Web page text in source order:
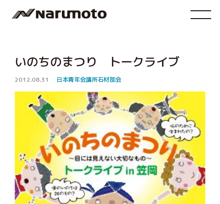
いのちのまつり トークライブ
2012.08.31 日本青年会議所石材部会